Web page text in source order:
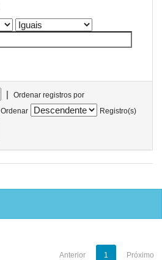
|
Ordenar registros por
Ordenar
Registro(s)
Anterior 1 Próximo